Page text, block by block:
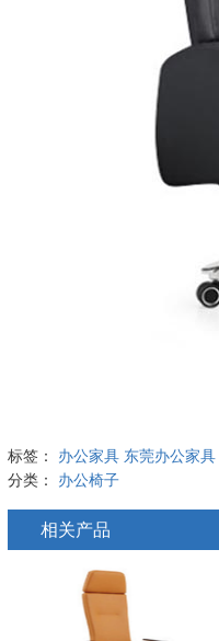
标签： 办公家具 东莞办公家具
分类： 办公椅子
相关产品